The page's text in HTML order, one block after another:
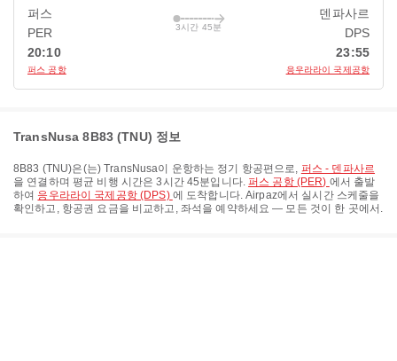
퍼스
PER
20:10
퍼스 공항
3시간 45분
덴파사르
DPS
23:55
응우라라이 국제공항
TransNusa 8B83 (TNU) 정보
8B83 (TNU)은(는)TransNusa이 운항하는 정기 항공편으로, 퍼스 - 덴파사르
을 연결하며 평균 비행 시간은3시간 45분입니다.퍼스 공항 (PER) 에서 출발
하여 응우라라이 국제공항 (DPS) 에 도착합니다. Airpaz에서 실시간 스케줄을
확인하고, 항공권 요금을 비교하고, 좌석을 예약하세요 — 모든 것이 한 곳에서.